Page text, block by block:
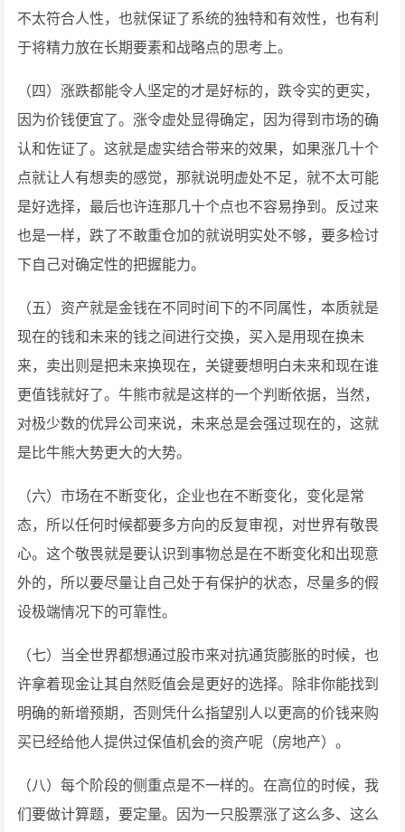
不太符合人性，也就保证了系统的独特和有效性，也有利
于将精力放在长期要素和战略点的思考上。
（四）涨跌都能令人坚定的才是好标的，跌令实的更实，
因为价钱便宜了。涨令虚处显得确定，因为得到市场的确
认和佐证了。这就是虚实结合带来的效果，如果涨几十个
点就让人有想卖的感觉，那就说明虚处不足，就不太可能
是好选择，最后也许连那几十个点也不容易挣到。反过来
也是一样，跌了不敢重仓加的就说明实处不够，要多检讨
下自己对确定性的把握能力。
（五）资产就是金钱在不同时间下的不同属性，本质就是
现在的钱和未来的钱之间进行交换，买入是用现在换未
来，卖出则是把未来换现在，关键要想明白未来和现在谁
更值钱就好了。牛熊市就是这样的一个判断依据，当然，
对极少数的优异公司来说，未来总是会强过现在的，这就
是比牛熊大势更大的大势。
（六）市场在不断变化，企业也在不断变化，变化是常
态，所以任何时候都要多方向的反复审视，对世界有敬畏
心。这个敬畏就是要认识到事物总是在不断变化和出现意
外的，所以要尽量让自己处于有保护的状态，尽量多的假
设极端情况下的可靠性。
（七）当全世界都想通过股市来对抗通货膨胀的时候，也
许拿着现金让其自然贬值会是更好的选择。除非你能找到
明确的新增预期，否则凭什么指望别人以更高的价钱来购
买已经给他人提供过保值机会的资产呢（房地产）。
（八）每个阶段的侧重点是不一样的。在高位的时候，我
们要做计算题，要定量。因为一只股票涨了这么多、这么